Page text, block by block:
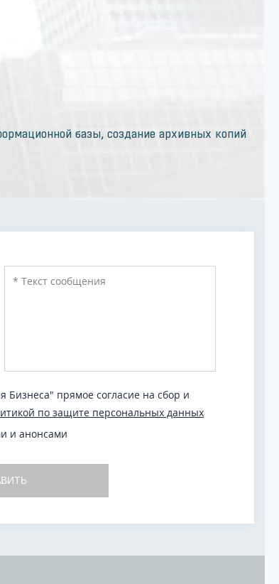
базы, создание архивных копий
прямое согласие на сбор и
по защите персональных данных
и анонсами